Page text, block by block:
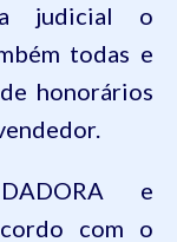
judicial o
todas e
honorários
e
com o